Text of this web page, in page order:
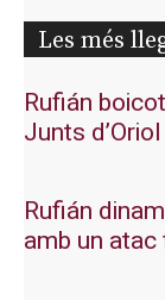
Les més
Rufián
Junts
Rufián
amb un